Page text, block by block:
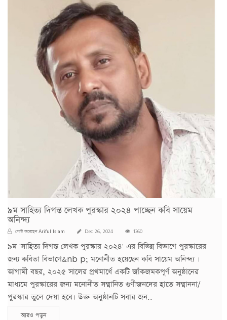
৯ম সাহিত্য দিগন্ত লেখক পুরস্কার ২০২৪ পাচ্ছেন কবি সায়েম
অনিন্দ্য
পোস্ট করেছেনAriful Islam Dec 26, 2024 1360
৯ম 'সাহিত্য দিগন্ত লেখক পুরস্কার ২০২৪' এর বিভিন্ন বিভাগে পুরস্কারের
জন্য কবিতা বিভাগে&nb p; মনোনীত হয়েছেন কবি সায়েম অনিন্দ্য ।
আগামী বছর, ২০২৫ সালের প্রথমার্ধে একটি জাঁকজমকপূর্ণ অনুষ্ঠানের
মাধ্যমে পুরস্কারের জন্য মনোনীত সম্মানিত গুণীজনদের হাতে সম্মাননা/
পুরস্কার তুলে দেয়া হবে। উক্ত অনুষ্ঠানটি সবার জন..
আরও পড়ুন